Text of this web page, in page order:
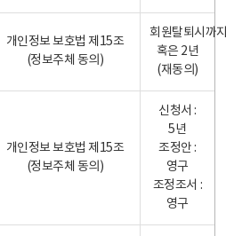
개인정보 보호법 제15조
(정보주체 동의)
회원탈퇴시까
혹은 2년
(재동의)
개인정보 보호법 제15조
(정보주체 동의)
신청서 :
5년
조정안 :
영구
조정조서 :
영구